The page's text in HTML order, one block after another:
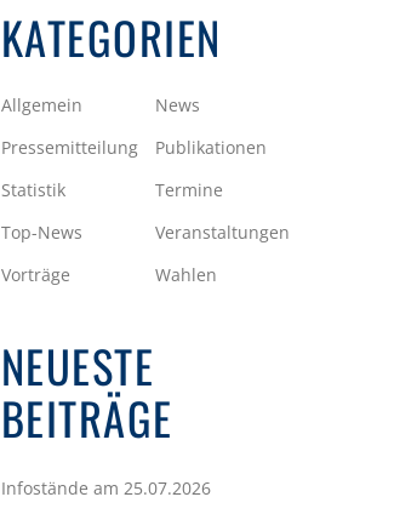
KATEGORIEN
Allgemein
News
Pressemitteilung
Publikationen
Statistik
Termine
Top-News
Veranstaltungen
Vorträge
Wahlen
NEUESTE
BEITRÄGE
Infostände am 25.07.2026